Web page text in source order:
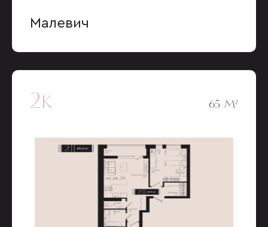
Малевич
2к 65 М²